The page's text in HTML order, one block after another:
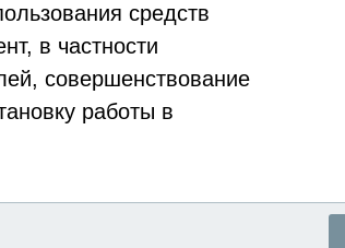
средств
в частности
совершенствование
работы в